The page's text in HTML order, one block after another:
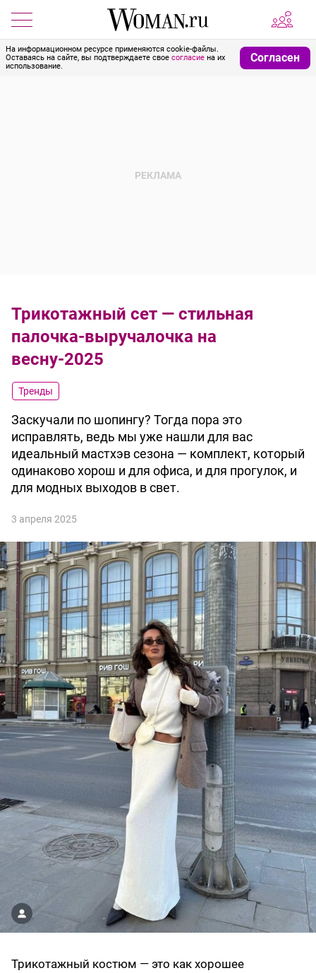
На информационном ресурсе применяются cookie-файлы.
Оставаясь на сайте, вы подтверждаете свое согласие на их
использование.
Согласен
Трикотажный сет — стильная
палочка-выручалочка на
весну-2025
Тренды
Заскучали по шопингу? Тогда пора это
исправлять, ведь мы уже нашли для вас
идеальный мастхэв сезона — комплект, который
одинаково хорош и для офиса, и для прогулок, и
для модных выходов в свет.
3 апреля 2025
Трикотажный костюм — это как хорошее